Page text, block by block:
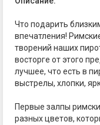
Что подарить
впечатления!
творений наших
восторге от этого
лучшее, что есть в
выстрелы, хлопки,
Первые залпы
разных цветов,